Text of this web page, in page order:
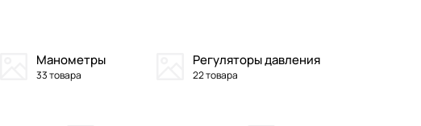
Манометры
33 товара
Регуляторы давления
22 товара